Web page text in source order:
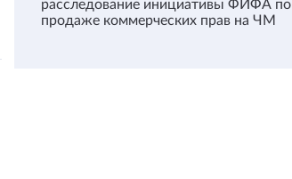
расследование инициативы ФИФА по
продаже коммерческих прав на ЧМ